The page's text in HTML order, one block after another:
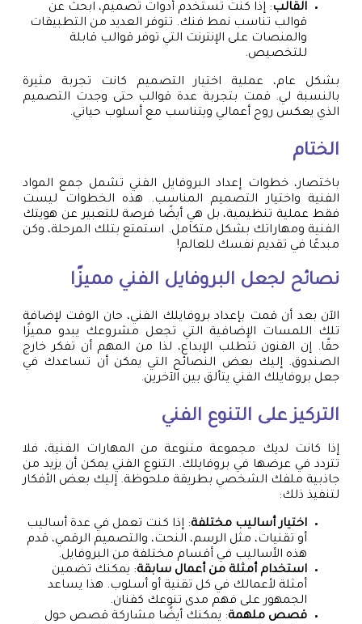
القالب: إذا كنت تستخدم أدوات تصميم، ابحث عن
قوالب تناسب نمط فنك. تتوفر العديد من التطبيقات
والمنصات على الإنترنت التي توفر قوالب قابلة
للتخصيص.
بشكل عام، عملية اختيار التصميم كانت تجربة مثيرة
بالنسبة لي. قمت بتجربة عدة قوالب حتى وجدت التصميم
الذي يعكس روح أعمالي ويتناسب مع أسلوب حياتي.
الختام
باختصار، خطوات إعداد البروفايل الفني تشمل جمع المواد
الفنية واختيار التصميم المناسب. هذه الخطوات ليست
فقط عملية تنظيمية، بل هي أيضًا فرصة للتعبير عن هويتك
الفنية ومهاراتك بشكل متكامل. استمتع بتلك المرحلة، وكن
مبدعًا في تقديم نفسك للعالم!
نصائح لجعل البروفايل الفني مميزًا
الآن بعد أن قمت بإعداد بروفايلك الفني، حان الوقت لإضافة
تلك اللمسات الإضافية التي تجعل مشروعك يبدو مميزًا
حقًا. إن الفنون تتطلب الإبداع، لذا من المهم أن تفكر خارج
الصندوق. إليك بعض النصائح التي يمكن أن تساعدك في
جعل بروفايلك الفني يتألق بين الآخرين.
التركيز على التنوع الفني
إذا كانت لديك مجموعة متنوعة من المهارات الفنية، فلا
تتردد في عرضها في بروفايلك. التنوع الفني يمكن أن يزيد من
جاذبية ملفك الشخصي بطريقة ملحوظة. إليك بعض الأفكار
لتنفيذ ذلك:
اختيار أساليب مختلفة: إذا كنت تعمل في عدة أساليب
أو تقنيات، مثل الرسم، النحت، والتصميم الرقمي، قدم
هذه الأساليب في أقسام مختلفة من البروفايل.
استخدام أمثلة من أعمال سابقة: يمكنك تضمين
أمثلة لأعمالك في كل تقنية أو أسلوب. هذا يساعد
الجمهور على فهم مدى تنوعك كفنان.
قصص ملهمة: يمكنك أيضًا مشاركة قصص حول